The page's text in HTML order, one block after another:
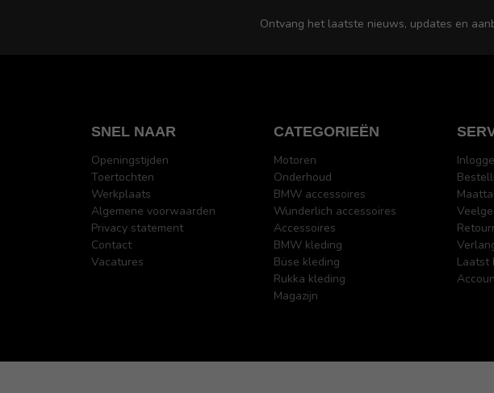
Ontvang het laatste nieuws, updates en
SNEL NAAR
Openingstijden
Toertochten
Werkplaats
Algemene voorwaarden
Privacy statement
Contact
Vacatures
CATEGORIEËN
Motoren
Onderhoud
BMW accessoires
Wunderlich accessoires
Accessoires
BMW kleding
Büse kleding
Rukka kleding
Magazijn
Laatst